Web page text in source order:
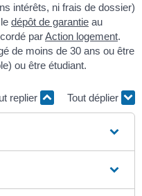
intérêts, ni frais de dossier)
dépôt de garantie au
parAction logement.
de moins de 30 ans ou être
ou être étudiant.
replier Tout déplier